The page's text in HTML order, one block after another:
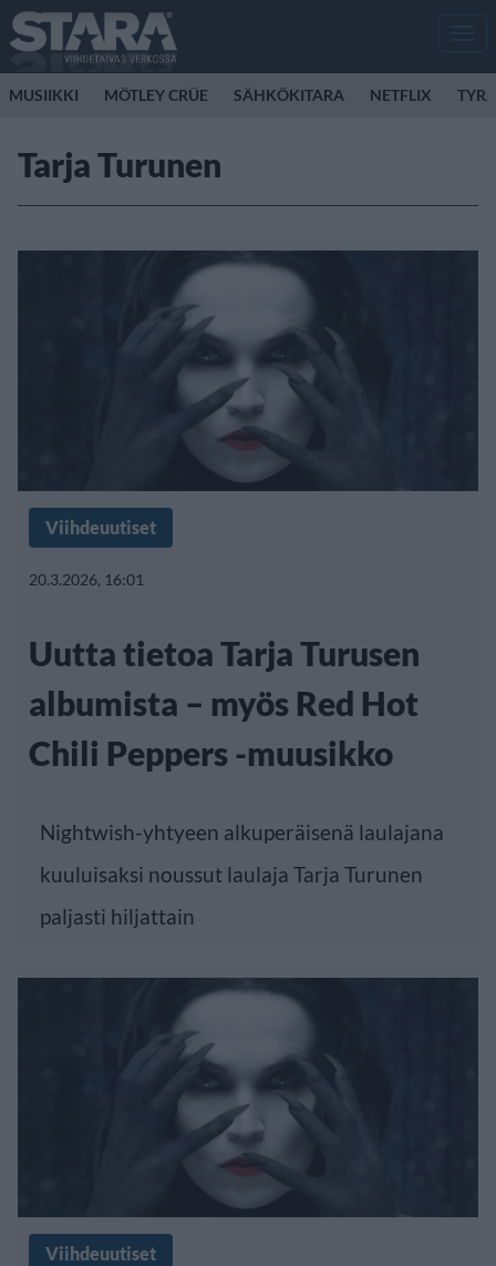
MUSIIKKI MÖTLEY CRÜE SÄHKÖKITARA NETFLIX
Tarja Turunen
Viihdeuutiset
20.3.2026, 16:01
Uutta tietoa Tarja Turusen
albumista – myös Red Hot
Chili Peppers -muusikko
Nightwish-yhtyeen alkuperäisenä laulajana
kuuluisaksi noussut laulaja Tarja Turunen
paljasti hiljattain
Viihdeuutiset